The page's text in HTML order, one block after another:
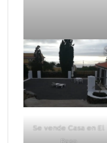
Se vende Casa en El
Paso